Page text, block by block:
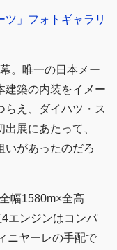
」フォトギャラリ
。唯一の日本メー
建築の内装をイメー
らえ、ダイハツ・ス
展にあたって、
いがあったのだろ
幅1580m×全高
エンジンはコンパ
ニヤーレの手配で